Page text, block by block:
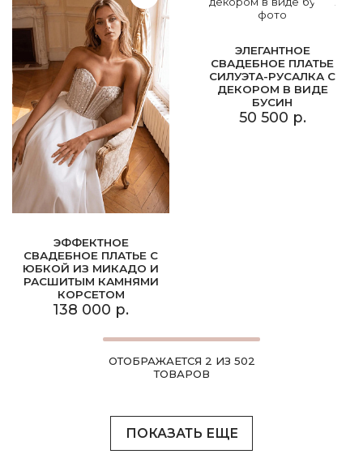
ЭФФЕКТНОЕ
СВАДЕБНОЕ ПЛАТЬЕ С
ЮБКОЙ ИЗ МИКАДО И
РАСШИТЫМ КАМНЯМИ
КОРСЕТОМ
138 000 р.
ЭЛЕГАНТНОЕ
СВАДЕБНОЕ ПЛАТЬЕ
СИЛУЭТА-РУСАЛКА С
ДЕКОРОМ В ВИДЕ
БУСИН
50 500 р.
ОТОБРАЖАЕТСЯ 2 ИЗ 502
ТОВАРОВ
ПОКАЗАТЬ ЕЩЕ